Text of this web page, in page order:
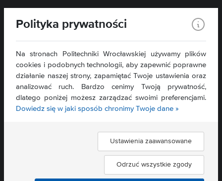
Wydział Zarządzania
50-371 Wrocław
Mapa serwisu »
Polityka prywatności
Na stronach Politechniki Wrocławskiej używamy plików
cookies i podobnych technologii, aby zapewnić poprawne
działanie naszej strony, zapamiętać Twoje ustawienia oraz
analizować ruch. Bardzo cenimy Twoją prywatność,
dlatego poniżej możesz zarządzać swoimi preferencjami.
Dowiedz się w jaki sposób chronimy Twoje dane »
Ustawienia zaawansowane
Odrzuć wszystkie zgody